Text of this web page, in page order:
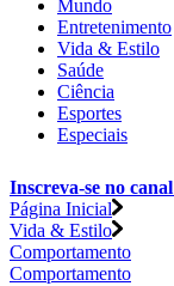
Mundo
Entretenimento
Vida & Estilo
Saúde
Ciência
Esportes
Especiais
Inscreva-se no canal
Página Inicial
Vida & Estilo
Comportamento
Comportamento